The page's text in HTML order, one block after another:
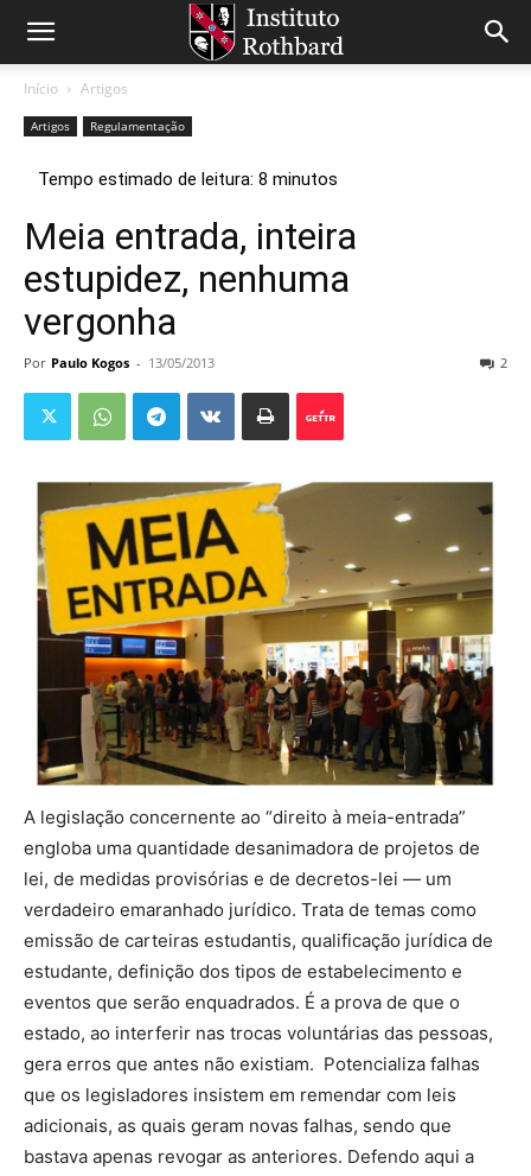
Início Artigos
Artigos Regulamentação
Meia entrada, inteira
estupidez, nenhuma
vergonha
Por Paulo Kogos - 13/05/2013 2
A legislação concernente ao “direito à meia-entrada”
engloba uma quantidade desanimadora de projetos de
lei, de medidas provisórias e de decretos-lei — um
verdadeiro emaranhado jurídico. Trata de temas como
emissão de carteiras estudantis, qualificação jurídica de
estudante, definição dos tipos de estabelecimento e
eventos que serão enquadrados. É a prova de que o
estado, ao interferir nas trocas voluntárias das pessoas,
gera erros que antes não existiam. Potencializa falhas
que os legisladores insistem em remendar com leis
adicionais, as quais geram novas falhas, sendo que
bastava apenas revogar as anteriores. Defendo aqui a